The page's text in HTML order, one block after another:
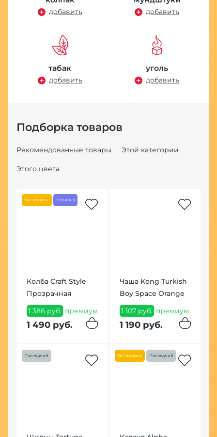
добавить добавить
табак
добавить
уголь
добавить
Подборка товаров
Рекомендованные товары Этой категории
Этого цвета
Хит продаж Новинка
Колба Craft Style
Прозрачная
1 386 руб. премиум
1 490 руб.
Чаша Kong Turkish
Boy Space Orange
1 107 руб. премиум
1 190 руб.
Последний Хит продаж Последний